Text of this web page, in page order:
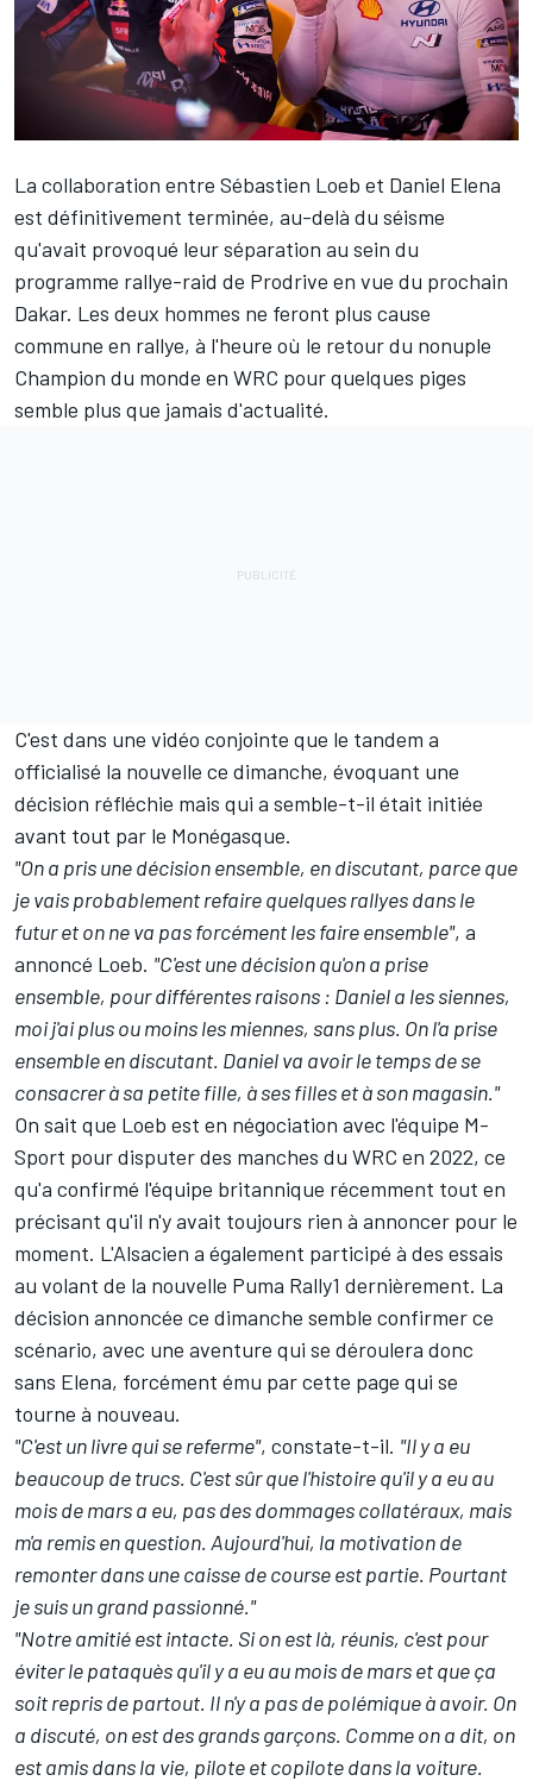
La collaboration entre Sébastien Loeb et Daniel Elena
est définitivement terminée, au-delà du séisme
qu'avait provoqué leur séparation au sein du
programme rallye-raid de Prodrive en vue du prochain
Dakar. Les deux hommes ne feront plus cause
commune en rallye, à l'heure où le retour du nonuple
Champion du monde en WRC pour quelques piges
semble plus que jamais d'actualité.
C'est dans une vidéo conjointe que le tandem a
officialisé la nouvelle ce dimanche, évoquant une
décision réfléchie mais qui a semble-t-il était initiée
avant tout par le Monégasque.
"On a pris une décision ensemble, en discutant, parce que
je vais probablement refaire quelques rallyes dans le
futur et on ne va pas forcément les faire ensemble", a
annoncé Loeb. "C'est une décision qu'on a prise
ensemble, pour différentes raisons : Daniel a les siennes,
moi j'ai plus ou moins les miennes, sans plus. On l'a prise
ensemble en discutant. Daniel va avoir le temps de se
consacrer à sa petite fille, à ses filles et à son magasin."
On sait que Loeb est en négociation avec l'équipe M-
Sport pour disputer des manches du WRC en 2022, ce
qu'a confirmé l'équipe britannique récemment tout en
précisant qu'il n'y avait toujours rien à annoncer pour le
moment. L'Alsacien a également participé à des essais
au volant de la nouvelle Puma Rally1 dernièrement. La
décision annoncée ce dimanche semble confirmer ce
scénario, avec une aventure qui se déroulera donc
sans Elena, forcément ému par cette page qui se
tourne à nouveau.
"C'est un livre qui se referme", constate-t-il. "Il y a eu
beaucoup de trucs. C'est sûr que l'histoire qu'il y a eu au
mois de mars a eu, pas des dommages collatéraux, mais
m'a remis en question. Aujourd'hui, la motivation de
remonter dans une caisse de course est partie. Pourtant
je suis un grand passionné."
"Notre amitié est intacte. Si on est là, réunis, c'est pour
éviter le pataquès qu'il y a eu au mois de mars et que ça
soit repris de partout. Il n'y a pas de polémique à avoir. On
a discuté, on est des grands garçons. Comme on a dit, on
est amis dans la vie, pilote et copilote dans la voiture.